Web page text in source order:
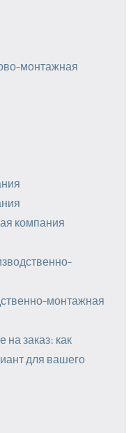
монтажная
компания
монтажная
заказ: как
для вашего